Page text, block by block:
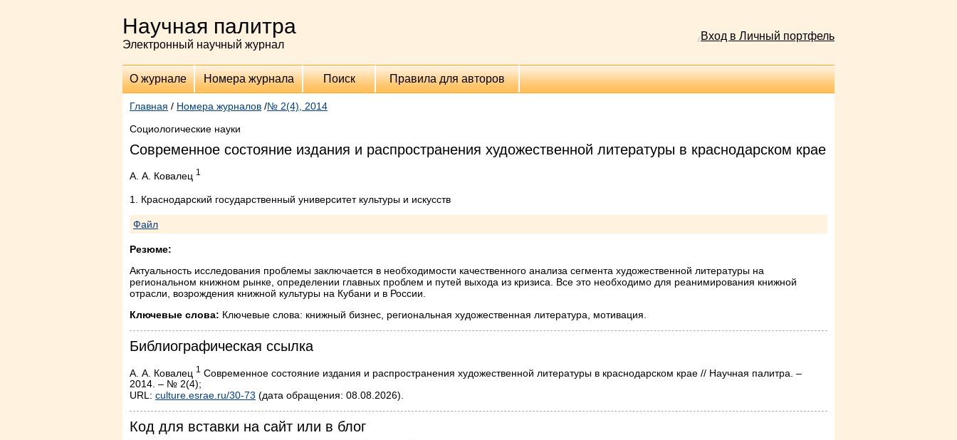
Научная палитра
Электронный научный журнал
Вход в Личный портфель
О журнале Номера журнала Поиск Правила для авторов
Главная / Номера журналов /№ 2(4), 2014
Социологические науки
Современное состояние издания и распространения художественной литературы в краснодарском крае
А. А. Ковалец 1
1. Краснодарский государственный университет культуры и искусств
Файл
Резюме:
Актуальность исследования проблемы заключается в необходимости качественного анализа сегмента художественной литературы на
региональном книжном рынке, определении главных проблем и путей выхода из кризиса. Все это необходимо для реанимирования книжной
отрасли, возрождения книжной культуры на Кубани и в России.
Ключевые слова: Ключевые слова: книжный бизнес, региональная художественная литература, мотивация.
Библиографическая ссылка
А. А. Ковалец 1 Современное состояние издания и распространения художественной литературы в краснодарском крае // Научная палитра. –
2014. – № 2(4);
URL: culture.esrae.ru/30-73 (дата обращения: 08.08.2026).
Код для вставки на сайт или в блог